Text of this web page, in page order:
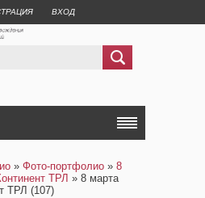
ВХОД
» Фото-портфолио » 8
ТРЛ » 8 марта
ТРЛ (107)